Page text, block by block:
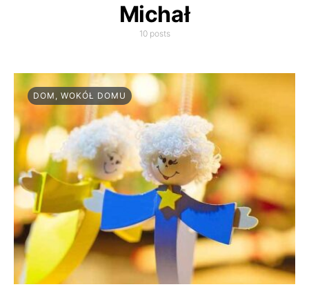
Michał
10 posts
DOM, WOKÓŁ DOMU